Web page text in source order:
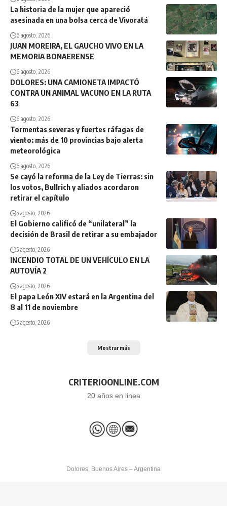
La historia de la mujer que apareció
asesinada en una bolsa cerca de Vivoratá
6 agosto, 2026
JUAN MOREIRA, EL GAUCHO VIVO EN LA
MEMORIA BONAERENSE
6 agosto, 2026
DOLORES: UNA CAMIONETA IMPACTÓ
CONTRA UN ANIMAL VACUNO EN LA RUTA
63
6 agosto, 2026
Tormentas severas y fuertes ráfagas de
viento: más de 10 provincias bajo alerta
meteorológica
6 agosto, 2026
Se cayó la reforma de la Ley de Tierras: sin
los votos, Bullrich y aliados acordaron
retirar el capítulo
5 agosto, 2026
El Gobierno calificó de “unilateral” la
decisión de Brasil de retirar a su embajador
5 agosto, 2026
INCENDIO TOTAL DE UN VEHÍCULO EN LA
AUTOVÍA 2
5 agosto, 2026
El papa León XIV estará en la Argentina del
8 al 11 de noviembre
5 agosto, 2026
Mostrar más
CRITERIOONLINE.COM
20 años en linea
Dolores, Buenos Aires – Argentina